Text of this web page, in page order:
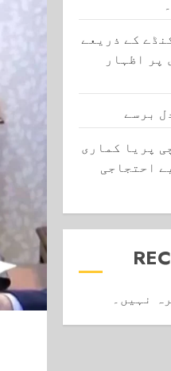
کے ذریعے
پر اظہار
برسے
پریا کماری
احتجاجی
نہیں۔